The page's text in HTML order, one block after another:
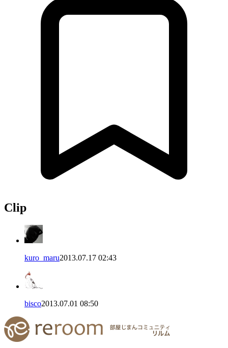
Clip
kuro_maru2013.07.17 02:43
bisco2013.07.01 08:50